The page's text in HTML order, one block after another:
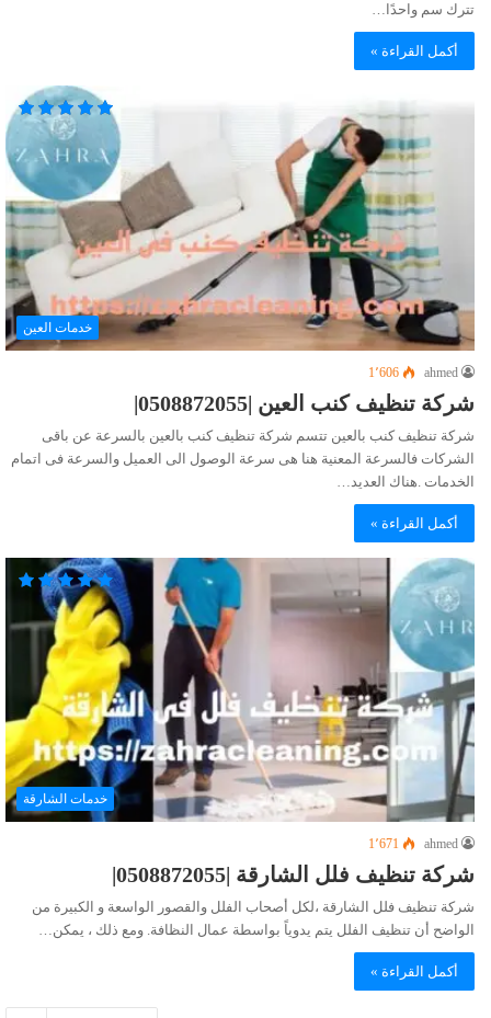
تترك سم واحدًا…
أكمل القراءة »
خدمات العين
ahmed 1٬606
شركة تنظيف كنب العين |0508872055|
شركة تنظيف كنب بالعين تتسم شركة تنظيف كنب بالعين بالسرعة عن باقى
الشركات فالسرعة المعنية هنا هى سرعة الوصول الى العميل والسرعة فى اتمام
الخدمات .هناك العديد…
أكمل القراءة »
خدمات الشارقة
ahmed 1٬671
شركة تنظيف فلل الشارقة |0508872055|
شركة تنظيف فلل الشارقة ،لكل أصحاب الفلل والقصور الواسعة و الكبيرة من
الواضح أن تنظيف الفلل يتم يدوياً بواسطة عمال النظافة. ومع ذلك ، يمكن…
أكمل القراءة »